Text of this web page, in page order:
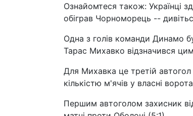
Ознайомтеся також: Українці
обіграв Чорноморець --
Одна з голів команди Динамо
Тарас Михавко відзначився
Для Михавка це третій
кількістю м'ячів у власні
Першим автоголом захисник